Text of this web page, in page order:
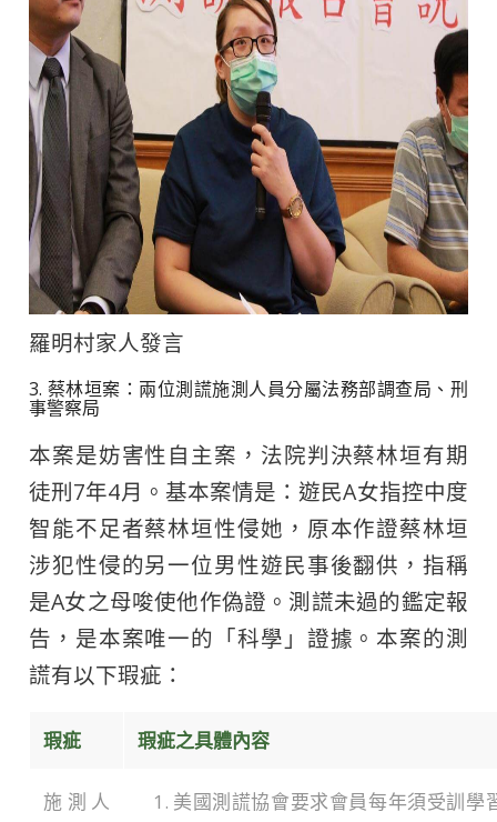
羅明村家人發言
3. 蔡林垣案：兩位測謊施測人員分屬法務部調查局、刑
事警察局
本案是妨害性自主案，法院判決蔡林垣有期
徒刑7年4月。基本案情是：遊民A女指控中度
智能不足者蔡林垣性侵她，原本作證蔡林垣
涉犯性侵的另一位男性遊民事後翻供，指稱
是A女之母唆使他作偽證。測謊未過的鑑定報
告，是本案唯一的「科學」證據。本案的測
謊有以下瑕疵：
瑕疵 瑕疵之具體內容
施測人
美國測謊協會要求會員每年須受訓學